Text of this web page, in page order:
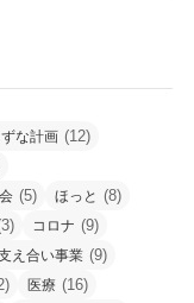
ずな計画 (12)
(5) ほっと (8)
コロナ (9)
え合い事業 (9)
医療 (16)